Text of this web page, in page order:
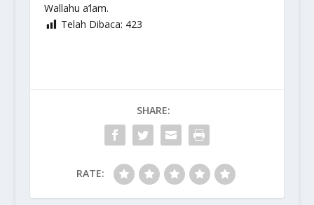
Wallahu a’lam.
Telah Dibaca: 423
SHARE:
RATE: